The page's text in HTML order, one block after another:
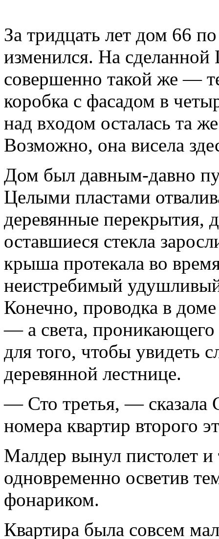
За тридцать лет дом 66
изменился. На
совершенно такой же —
коробка с фасадом в
над входом осталась та
Возможно, она висела
Дом был давным-давно
Целыми пластами
деревянные перекрытия,
оставшиеся стекла
крыша протекала во
неистребимый
Конечно, проводка в
— а света, проникающего
для того, чтобы увидеть
деревянной лестнице.
— Сто третья, — сказала
номера квартир второго
Малдер вынул пистолет
одновременно осветив
фонариком.
Квартира была совсем